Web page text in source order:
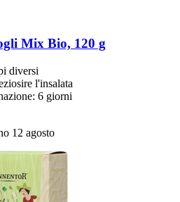
Mix Bio, 120 g
diversi
l'insalata
6 giorni
12 agosto